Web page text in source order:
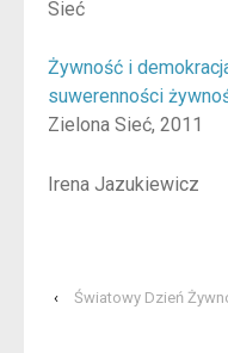
Sieć
Żywność i
suwerenności
Zielona Sieć, 2011
Irena Jazukiewicz
‹
Światowy Dzień